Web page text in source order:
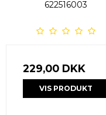
622516003
229,00 DKK
VIS PRODUKT